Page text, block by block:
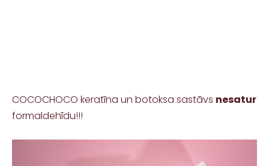
COCOCHOCO keratīna un botoksa sastāvs nesatur
formaldehīdu!!!